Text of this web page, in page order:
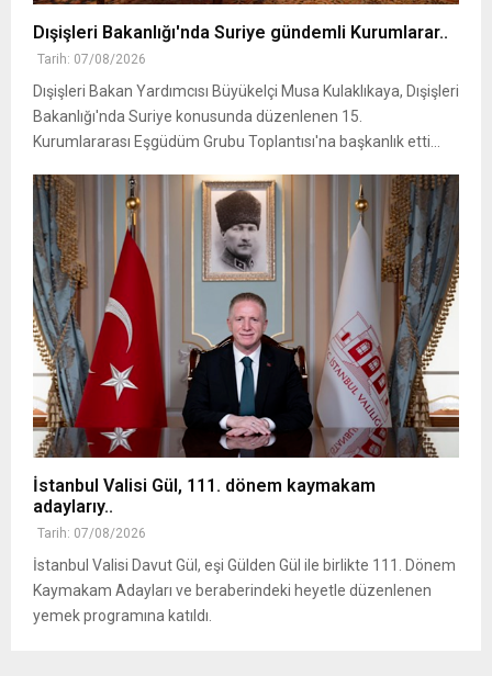
Dışişleri Bakanlığı'nda Suriye gündemli Kurumlarar..
Tarih: 07/08/2026
Dışişleri Bakan Yardımcısı Büyükelçi Musa Kulaklıkaya, Dışişleri
Bakanlığı'nda Suriye konusunda düzenlenen 15.
Kurumlararası Eşgüdüm Grubu Toplantısı'na başkanlık etti...
İstanbul Valisi Gül, 111. dönem kaymakam
adaylarıy..
Tarih: 07/08/2026
İstanbul Valisi Davut Gül, eşi Gülden Gül ile birlikte 111. Dönem
Kaymakam Adayları ve beraberindeki heyetle düzenlenen
yemek programına katıldı.